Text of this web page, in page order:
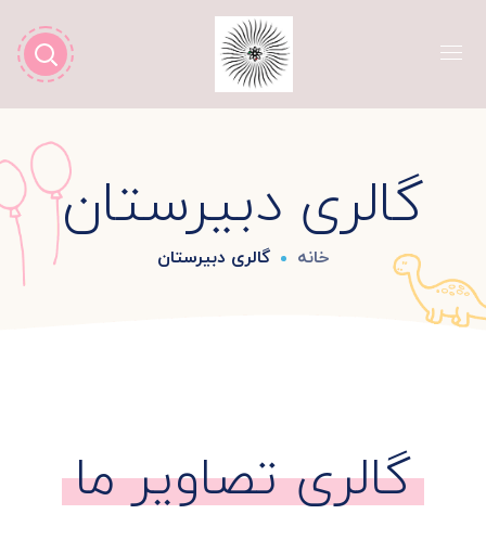
گالری دبیرستان
خانه گالری دبیرستان
گالری تصاویر ما